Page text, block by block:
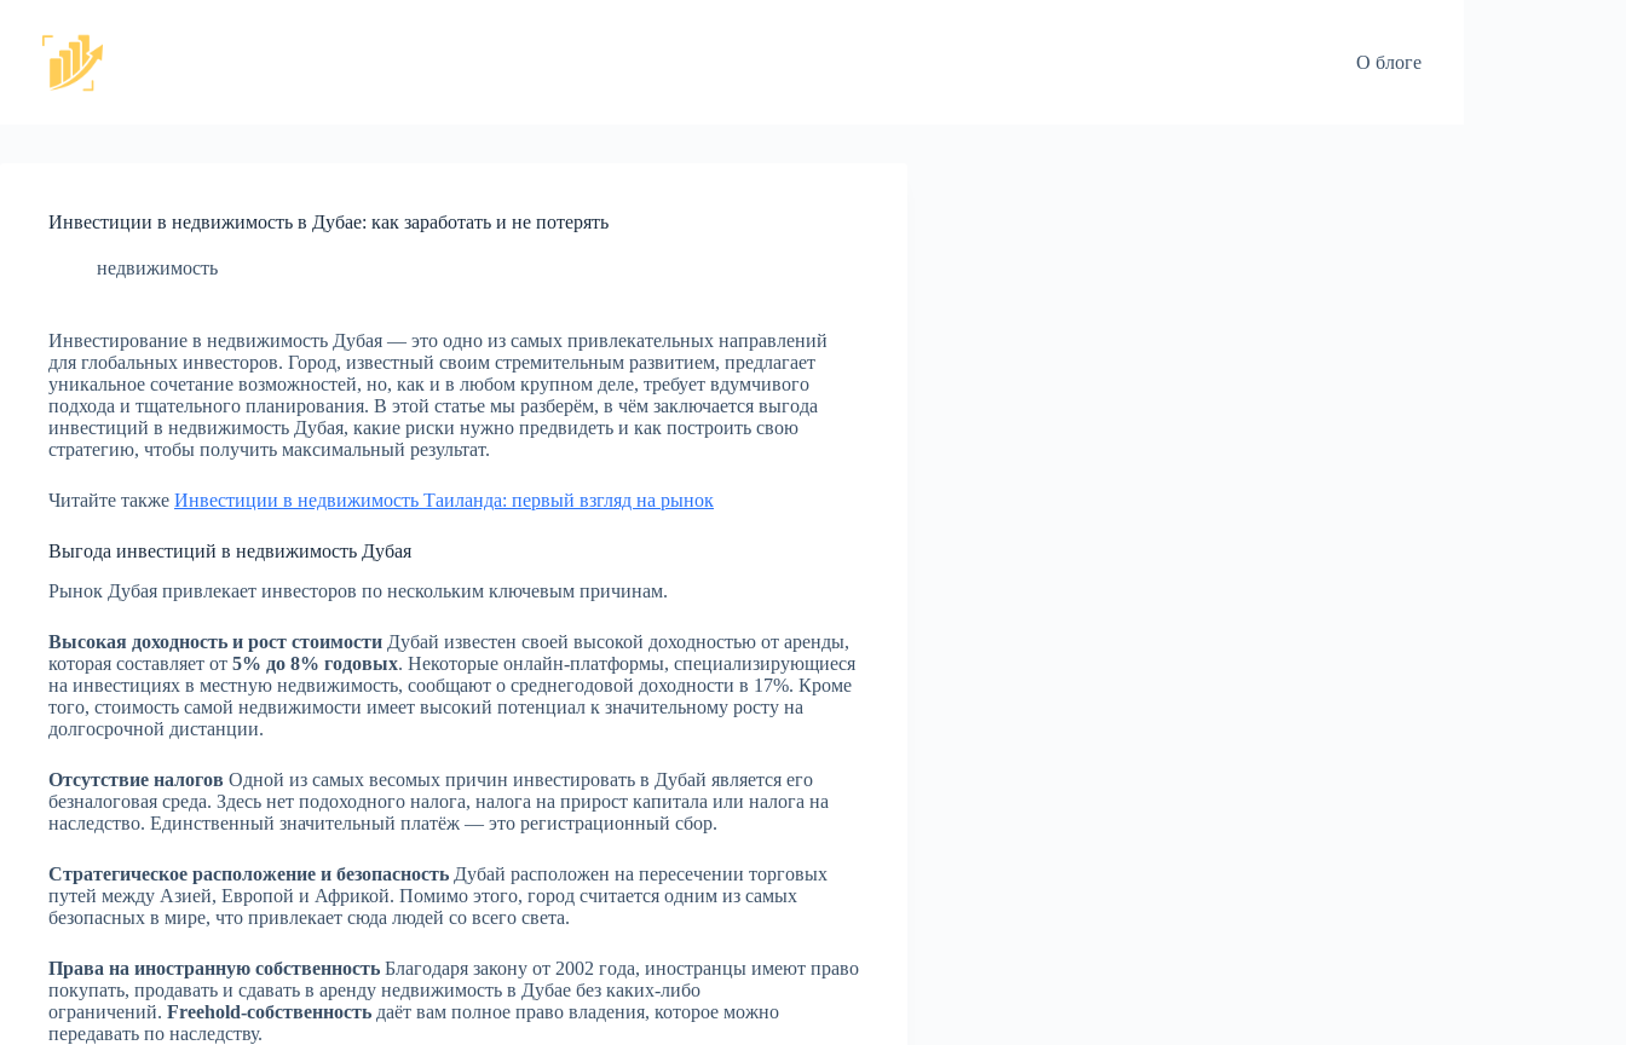
О блоге
Инвестиции в недвижимость в Дубае: как заработать и не потерять
недвижимость
Инвестирование в недвижимость Дубая — это одно из самых привлекательных направлений
для глобальных инвесторов. Город, известный своим стремительным развитием, предлагает
уникальное сочетание возможностей, но, как и в любом крупном деле, требует вдумчивого
подхода и тщательного планирования. В этой статье мы разберём, в чём заключается выгода
инвестиций в недвижимость Дубая, какие риски нужно предвидеть и как построить свою
стратегию, чтобы получить максимальный результат.
Читайте также Инвестиции в недвижимость Таиланда: первый взгляд на рынок
Выгода инвестиций в недвижимость Дубая
Рынок Дубая привлекает инвесторов по нескольким ключевым причинам.
Высокая доходность и рост стоимости Дубай известен своей высокой доходностью от аренды,
которая составляет от 5% до 8% годовых. Некоторые онлайн-платформы, специализирующиеся
на инвестициях в местную недвижимость, сообщают о среднегодовой доходности в 17%. Кроме
того, стоимость самой недвижимости имеет высокий потенциал к значительному росту на
долгосрочной дистанции.
Отсутствие налогов Одной из самых весомых причин инвестировать в Дубай является его
безналоговая среда. Здесь нет подоходного налога, налога на прирост капитала или налога на
наследство. Единственный значительный платёж — это регистрационный сбор.
Стратегическое расположение и безопасность Дубай расположен на пересечении торговых
путей между Азией, Европой и Африкой. Помимо этого, город считается одним из самых
безопасных в мире, что привлекает сюда людей со всего света.
Права на иностранную собственность Благодаря закону от 2002 года, иностранцы имеют право
покупать, продавать и сдавать в аренду недвижимость в Дубае без каких-либо
ограничений. Freehold-собственность даёт вам полное право владения, которое можно
передавать по наследству.